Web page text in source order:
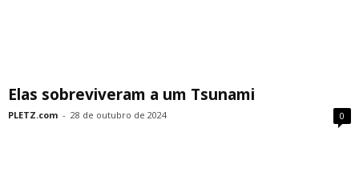
Elas sobreviveram a um Tsunami
PLETZ.com - 28 de outubro de 2024 0